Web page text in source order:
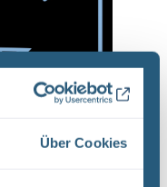
Über Cookies